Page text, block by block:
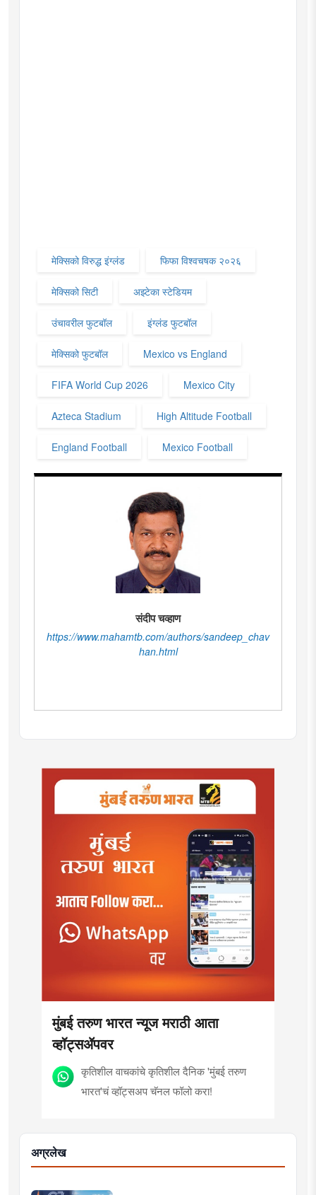
मेक्सिको विरुद्ध इंग्लंड फिफा विश्वचषक २०२६
मेक्सिको सिटी अझ्टेका स्टेडियम
उंचावरील फुटबॉल इंग्लंड फुटबॉल
मेक्सिको फुटबॉल Mexico vs England
FIFA World Cup 2026 Mexico City
Azteca Stadium High Altitude Football
England Football Mexico Football
संदीप चव्हाण
https://www.mahamtb.com/authors/sandeep_chav
han.html
मुंबई तरुण भारत न्यूज मराठी आता
व्हॉट्सॲपवर
कृतिशील वाचकांचे कृतिशील दैनिक 'मुंबई तरुण
भारत'चं व्हॉट्सअप चॅनल फॉलो करा!
अग्रलेख